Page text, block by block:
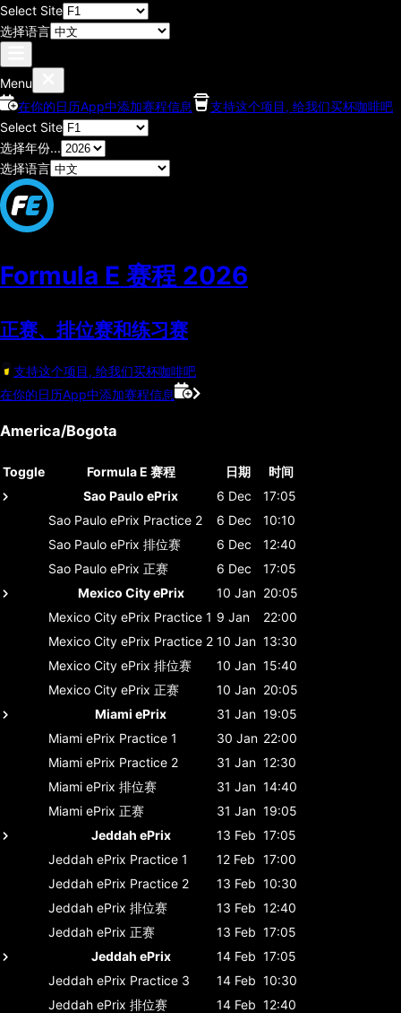
Select Site
选择语言
Menu
在你的日历App中添加赛程信息
支持这个项目, 给我们买杯咖啡吧
Select Site
选择年份...
选择语言
Formula E 赛程 2026
正赛、排位赛和练习赛
支持这个项目, 给我们买杯咖啡吧
在你的日历App中添加赛程信息
America/Bogota
Toggle Formula E 赛程 日期
时间
Sao Paulo ePrix
6 Dec
17:05
Sao Paulo ePrix Practice 2 6 Dec
10:10
Sao Paulo ePrix 排位赛 6 Dec
12:40
Sao Paulo ePrix 正赛 6 Dec
17:05
Mexico City ePrix
10 Jan 20:05
Mexico City ePrix Practice 1 9 Jan
22:00
Mexico City ePrix Practice 2 10 Jan 13:30
Mexico City ePrix 排位赛 10 Jan 15:40
Mexico City ePrix 正赛 10 Jan 20:05
Miami ePrix
31 Jan 19:05
Miami ePrix Practice 1 30 Jan 22:00
Miami ePrix Practice 2 31 Jan 12:30
Miami ePrix 排位赛 31 Jan 14:40
Miami ePrix 正赛 31 Jan 19:05
Jeddah ePrix
13 Feb 17:05
Jeddah ePrix Practice 1 12 Feb 17:00
Jeddah ePrix Practice 2 13 Feb 10:30
Jeddah ePrix 排位赛 13 Feb 12:40
Jeddah ePrix 正赛 13 Feb 17:05
Jeddah ePrix
14 Feb 17:05
Jeddah ePrix Practice 3 14 Feb 10:30
Jeddah ePrix 排位赛 14 Feb 12:40